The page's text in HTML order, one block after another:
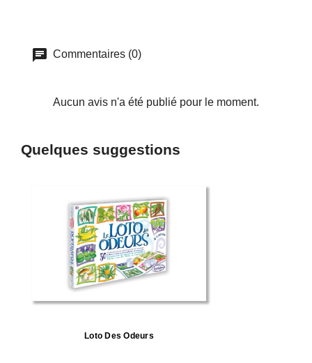
Commentaires (0)
Aucun avis n'a été publié pour le moment.
Quelques suggestions
Loto Des Odeurs